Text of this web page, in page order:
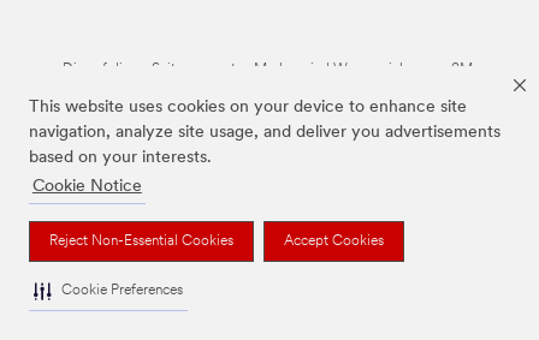
This website uses cookies on your device to enhance site
navigation, analyze site usage, and deliver you advertisements
based on your interests.
Cookie Notice
Reject Non-Essential Cookies Accept Cookies
Cookie Preferences
Die auf dieser Seite genannten Marken sind Warenzeichen von 3M.